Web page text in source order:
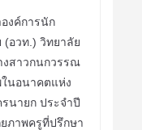
งค์การนัก
อวท.) วิทยาลัย
งสาวกนกวรรณ
นอนาคตแห่ง
นายก ประจำปี
ภาพครูที่ปรึกษา